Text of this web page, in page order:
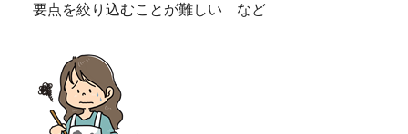
要点を絞り込むことが難しい など